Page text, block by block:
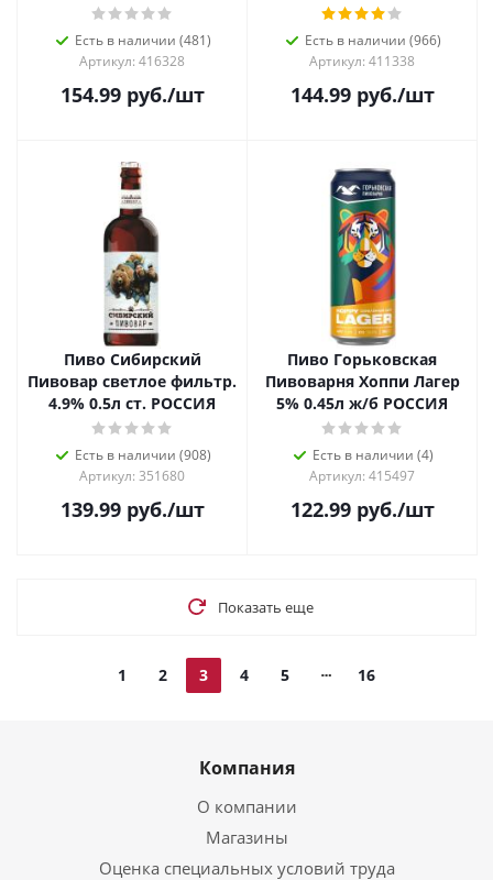
Есть в наличии (481)
Артикул: 416328
154.99руб./шт
Есть в наличии (966)
Артикул: 411338
144.99руб./шт
Пиво Сибирский
Пивовар светлое фильтр.
4.9% 0.5л ст. РОССИЯ
Есть в наличии (908)
Артикул: 351680
139.99руб./шт
Пиво Горьковская
Пивоварня Хоппи Лагер
5% 0.45л ж/б РОССИЯ
Есть в наличии (4)
Артикул: 415497
122.99руб./шт
Показать еще
1 2 3 4 5 16
Компания
О компании
Магазины
Оценка специальных условий труда